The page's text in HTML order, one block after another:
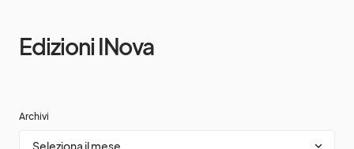
Edizioni INova
Archivi